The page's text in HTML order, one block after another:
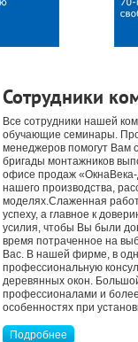
Сотрудники
Все сотрудники нашей
обучающие семинары.
менеджеров помогут Вам
бригады монтажников
офисе продаж «ОкнаВека-
нашего производства,
моделях.Слаженная
успеху, а главное к
усилия, чтобы Вы были
время потраченное на
Вас. В нашей фирме, в
профессиональную
деревянных окон.
профессионалами и более
особенностях при
Подробнее